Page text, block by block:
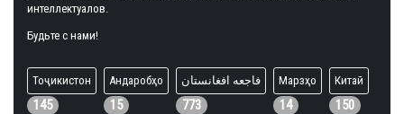
интеллектуалов.
Будьте с нами!
Тоҷикистон
145
Андаробҳо
15
فاجعه افغانستان
773
Марзҳо
14
Китай
150